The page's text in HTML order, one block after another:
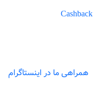
Cashback
همراهی ما در اینستاگرام